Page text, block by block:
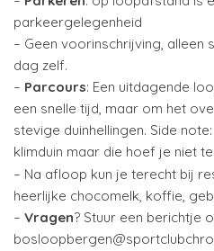
parkeergelegenheid
– Geen voorinschrijving, alleen
dag zelf.
– Parcours: Een uitdagende
een snelle tijd, maar om het
stevige duinhellingen. Side
klimduin maar die hoef je niet
– Na afloop kun je terecht bij
heerlijke chocomelk, koffie,
– Vragen? Stuur een berichtje